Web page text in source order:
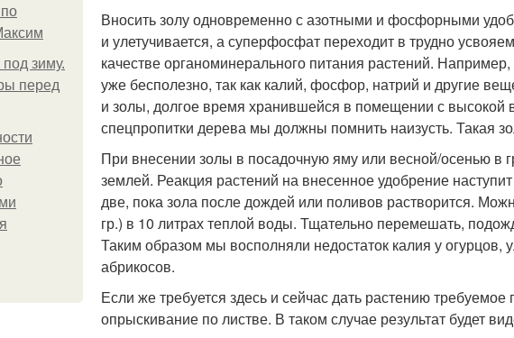
зиму.
перед
Вносить золу одновременно с азотными и фосфорными
и улетучивается, а суперфосфат переходит в трудно
качестве органоминерального питания растений.
уже бесполезно, так как калий, фосфор, натрий и другие
и золы, долгое время хранившейся в помещении с высокой
спецпропитки дерева мы должны помнить наизусть. Такая
При внесении золы в посадочную яму или весной/осенью в
землей. Реакция растений на внесенное удобрение
две, пока зола после дождей или поливов растворится.
гр.) в 10 литрах теплой воды. Тщательно перемешать,
Таким образом мы восполняли недостаток калия у
абрикосов.
Если же требуется здесь и сейчас дать растению
опрыскивание по листве. В таком случае результат будет